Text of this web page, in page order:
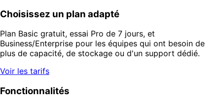
Choisissez un plan adapté
Plan Basic gratuit, essai Pro de 7 jours, et
Business/Enterprise pour les équipes qui ont besoin de
plus de capacité, de stockage ou d'un support dédié.
Voir les tarifs
Fonctionnalités